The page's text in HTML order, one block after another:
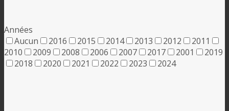
Années
Aucun
2016 2015 2014 2013 2012
2011
2010
2009 2008 2006 2007 2017 2001
2019
2018
2020 2021 2022 2023 2024